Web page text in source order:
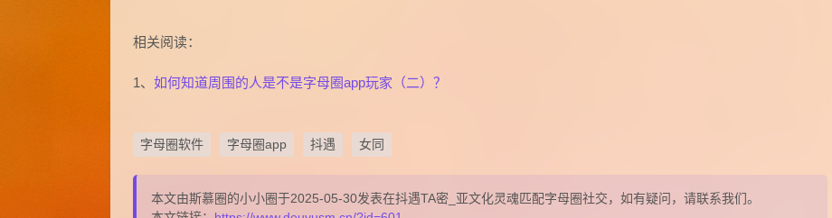
相关阅读：
1、 如何知道周围的人是不是字母圈app玩家（二）？
字母圈软件 字母圈app 抖遇 女同
本文由斯慕圈的小小圈于2025-05-30发表在抖遇TA密_亚文化灵魂匹配字母圈社交，如有疑问，请联系我们。